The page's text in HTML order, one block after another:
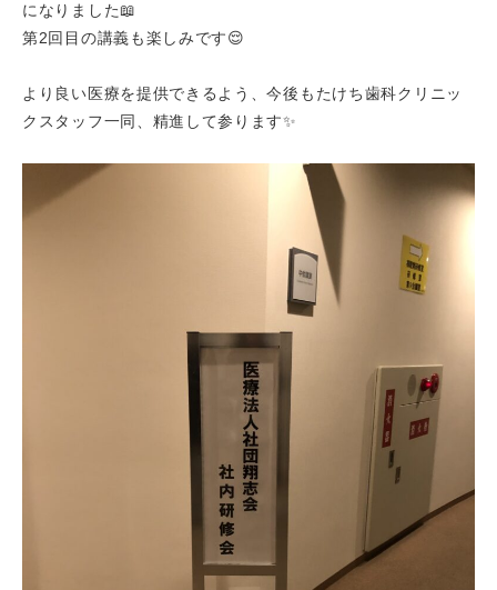
になりました📖
第2回目の講義も楽しみです😌
より良い医療を提供できるよう、今後もたけち歯科クリニッ
クスタッフ一同、精進して参ります✨